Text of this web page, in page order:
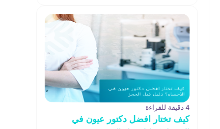
4 دقيقة للقراءة
كيف تختار افضل دكتور عيون في